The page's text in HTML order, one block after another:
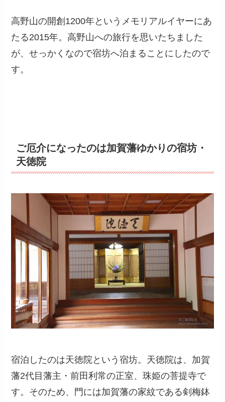
高野山の開創1200年というメモリアルイヤーにあ
たる2015年。高野山への旅行を思いたちました
が、せっかくなので宿坊へ泊まることにしたので
す。
ご厄介になったのは加賀藩ゆかりの宿坊・
天徳院
宿泊したのは天徳院という宿坊。天徳院は、加賀
藩2代目藩主・前田利常の正室、珠姫の菩提寺で
す。そのため、門には加賀藩の家紋である剣梅鉢